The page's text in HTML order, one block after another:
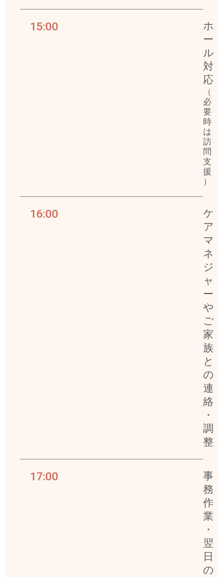
15:00
ホ
ー
ル
対
応
（
必
要
時
は
訪
問
支
援
）
16:00
ケ
ア
マ
ネ
ジ
ャ
ー
や
ご
家
族
と
の
連
絡
・
調
整
17:00
事
務
作
業
・
翌
日
の